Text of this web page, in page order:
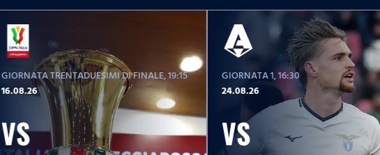
GIORNATA TRENTADUESIMI DI FINALE, 19:15
16.08.26
VS
GIORNATA 1, 16:30
24.08.26
VS